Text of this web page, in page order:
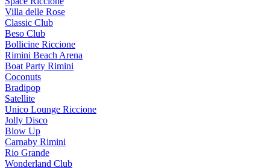
Villa delle Rose
Classic Club
Beso Club
Bollicine Riccione
Rimini Beach Arena
Boat Party Rimini
Coconuts
Bradipop
Satellite
Unico Lounge Riccione
Jolly Disco
Blow Up
Carnaby Rimini
Rio Grande
Wonderland Club